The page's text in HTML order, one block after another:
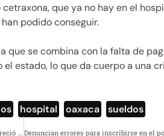
que ya no hay en el
podido conseguir.
que se combina con la falta de
estado, lo que da cuerpo a una
hospital oaxaca sueldos